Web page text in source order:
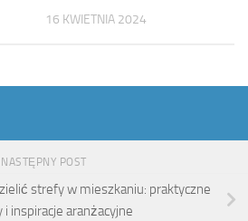
16 KWIETNIA 2024
NASTĘPNY POST
strefy w mieszkaniu: praktyczne
inspiracje aranżacyjne